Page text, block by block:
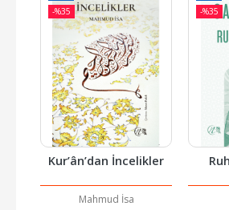
-%35
Kur’ân’dan İncelikler
Mahmud İsa
-%35